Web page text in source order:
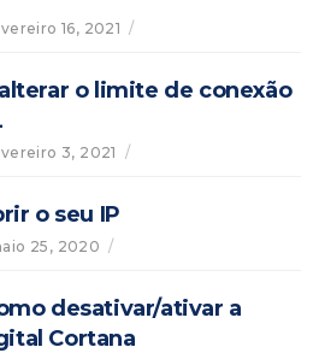
16, 2021 /
o limite de conexão
3, 2021 /
o seu IP
25, 2020 /
desativar/ativar a
Cortana